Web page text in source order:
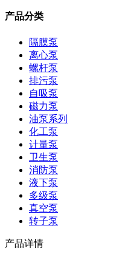
产品分类
隔膜泵
离心泵
螺杆泵
排污泵
自吸泵
磁力泵
油泵系列
化工泵
计量泵
卫生泵
消防泵
液下泵
多级泵
真空泵
转子泵
产品详情